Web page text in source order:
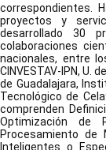
correspondientes.
proyectos y
desarrollado 30
colaboraciones
nacionales, entre
CINVESTAV-IPN, U.
de Guadalajara,
Tecnológico de
comprenden
Optimización de
Procesamiento de
Inteligentes o